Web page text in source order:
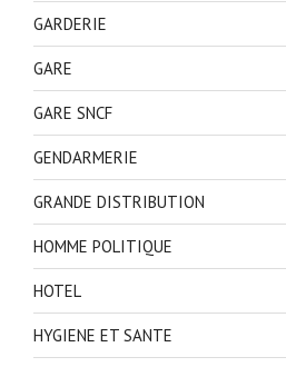
GARDERIE
GARE
GARE SNCF
GENDARMERIE
GRANDE DISTRIBUTION
HOMME POLITIQUE
HOTEL
HYGIENE ET SANTE